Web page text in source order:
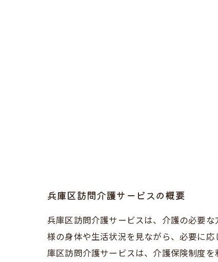
兵庫区訪問介護サービスの概要
兵庫区訪問介護サービスは、介護の必要
様の身体や生活状況を見ながら、必要に
庫区訪問介護サービスは、介護保険制度